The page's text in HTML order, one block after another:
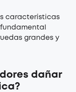
características
grandes y
dañar